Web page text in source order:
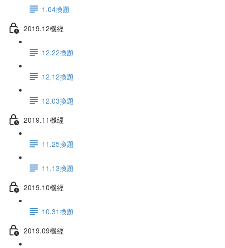
1.04換題
2019.12機經
12.22換題
12.12換題
12.03換題
2019.11機經
11.25換題
11.13換題
2019.10機經
10.31換題
2019.09機經